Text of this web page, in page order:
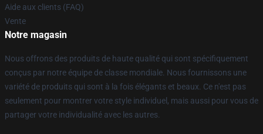
Aide aux clients (FAQ)
Vente
Notre magasin
Nous offrons des produits de haute qualité qui sont spécifiquement
conçus par notre équipe de classe mondiale. Nous fournissons une
variété de produits qui sont à la fois élégants et beaux. Ce n'est pas
seulement pour montrer votre style individuel, mais aussi pour vous de
partager votre individualité avec les autres.